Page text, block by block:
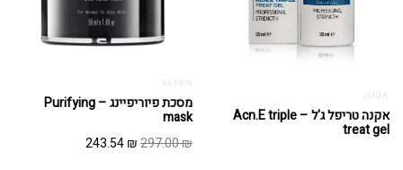
אקנה
אקנה טריפל ג'ל – Acn.E triple
treat gel
מסכות
מסכת פיוריפיינג – Purifying
mask
297.00₪
המחיר243.54₪
המחיר